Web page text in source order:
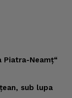
Piatra-Neamţ“
sub lupa